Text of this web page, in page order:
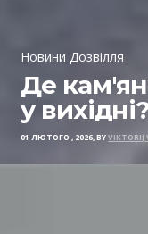
Новини Дозвілля
Де
у
01 ЛЮТОГО , 2026, BYVIKTORIJ